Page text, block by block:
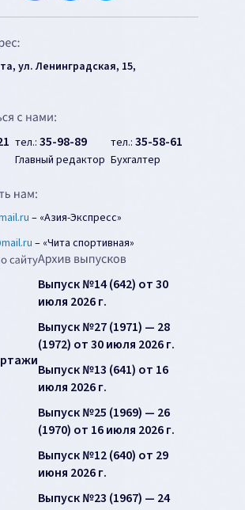
ул. Ленинградская, 15,
тел.: 35-98-89
Главный редактор
тел.: 35-58-61
Бухгалтер
– «Азия-Экспресс»
– «Чита спортивная»
Выпуск №14 (642) от 30
июля 2026 г.
Выпуск №27 (1971) — 28
(1972) от 30 июля 2026 г.
Выпуск №13 (641) от 16
июля 2026 г.
Выпуск №25 (1969) — 26
(1970) от 16 июля 2026 г.
Выпуск №12 (640) от 29
июня 2026 г.
Выпуск №23 (1967) — 24